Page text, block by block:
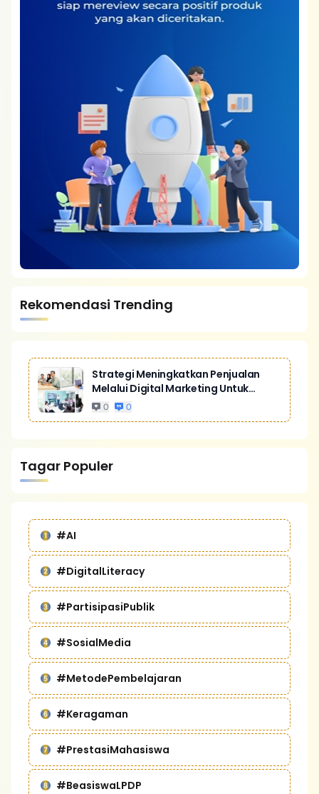
Rekomendasi Trending
Strategi Meningkatkan Penjualan
Melalui Digital Marketing Untuk
Bisnis Yang Lebih Kompetitif
0 0
Tagar Populer
#AI
#DigitalLiteracy
#PartisipasiPublik
#SosialMedia
#MetodePembelajaran
#Keragaman
#PrestasiMahasiswa
#BeasiswaLPDP